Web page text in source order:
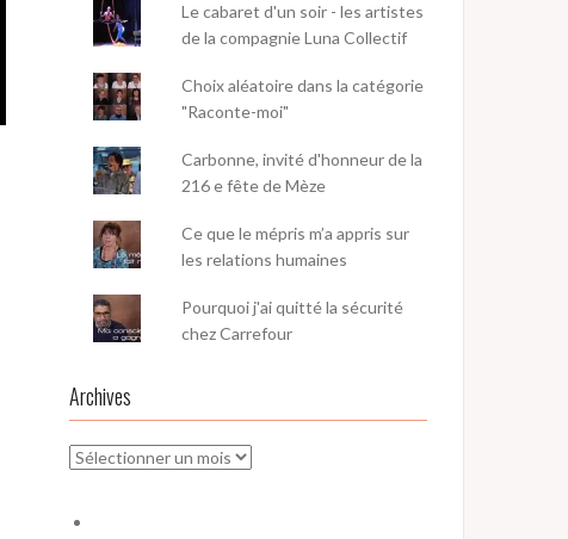
Le cabaret d'un soir - les artistes
de la compagnie Luna Collectif
Choix aléatoire dans la catégorie
"Raconte-moi"
Carbonne, invité d'honneur de la
216 e fête de Mèze
Ce que le mépris m’a appris sur
les relations humaines
Pourquoi j'ai quitté la sécurité
chez Carrefour
Archives
Archives